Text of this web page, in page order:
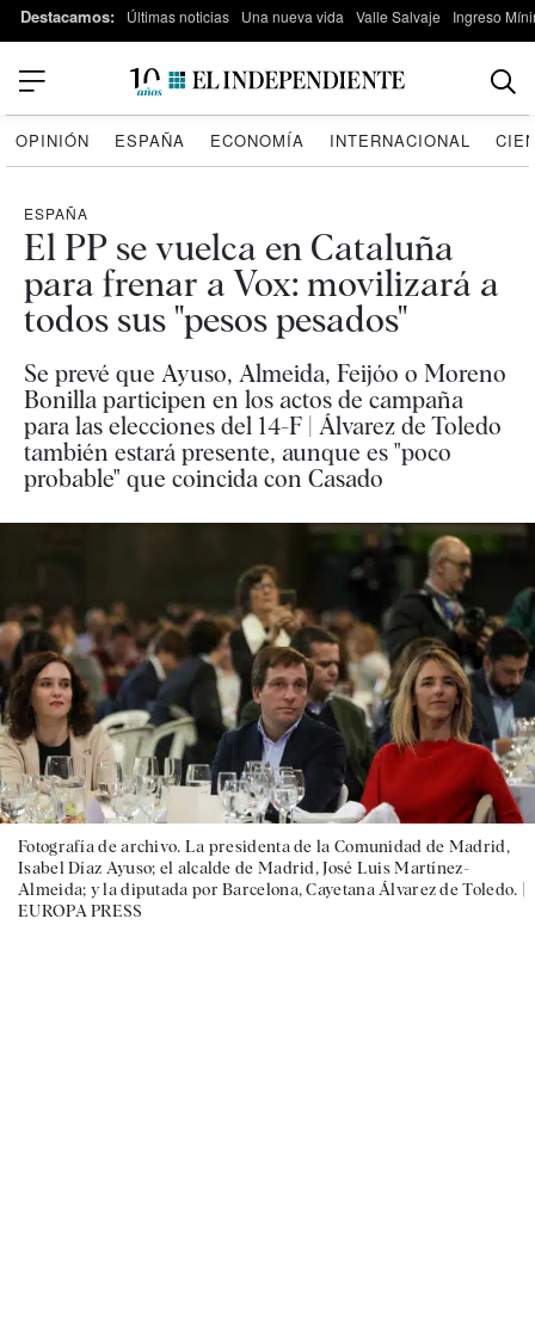
Destacamos: Últimas noticias Una nueva vida Valle Salvaje Ingreso
OPINIÓN ESPAÑA ECONOMÍA INTERNACIONAL
ESPAÑA
El PP se vuelca en Cataluña
para frenar a Vox: movilizará a
todos sus "pesos pesados"
Se prevé que Ayuso, Almeida, Feijóo o Moreno
Bonilla participen en los actos de campaña
para las elecciones del 14-F | Álvarez de Toledo
también estará presente, aunque es "poco
probable" que coincida con Casado
Fotografía de archivo. La presidenta de la Comunidad de Madrid,
Isabel Díaz Ayuso; el alcalde de Madrid, José Luis Martínez-
Almeida; y la diputada por Barcelona, Cayetana Álvarez de Toledo. |
EUROPA PRESS